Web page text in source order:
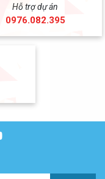
Hỗ trợ dự án
0976.082.395